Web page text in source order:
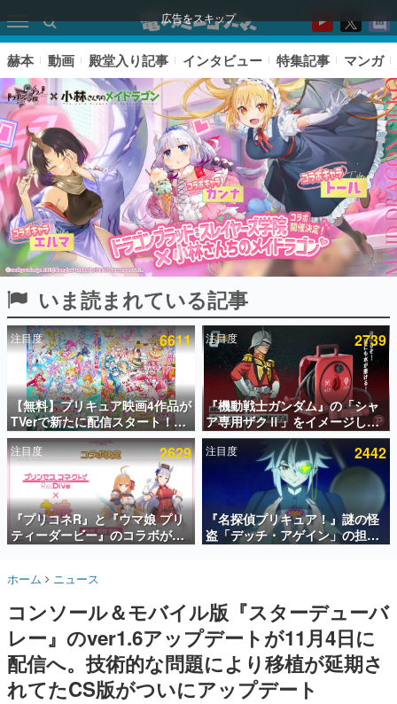
広告をスキップ
ピックアップ
電ファミのいま読まれている記事ランキング
アプリセール情報
インタビュー
連載・特集一覧
殿堂入り記事
SNS拡散数が数千以上！ ページビュー数万以上！ などな
ど。多くの人々に読まれた、電ファミ渾身の“殿堂入り”記
事をまとめました。
名作ゲームクリエイターの方々に製作時のエピソードをお
きます。
赫本
この物語を解いてはいけない。『赫本』は、〈試験問題〉
の形をした短編ホラー小説集です。
赫本 動画 殿堂入り記事 インタビュー 特集記事 マンガ
いま読まれている記事
注目度 6611
【無料】プリキュア映画4作品が
TVerで新たに配信スタート！な
んと2018年～2024年の映画ほぼ
すべてが見放題に、ぶっちゃけ
ありえないラインナップ
注目度 2739
『機動戦士ガンダム』の「シャ
ア専用ザクⅡ」をイメージした
散水ホースリールが予約開始。
本体にはシャアのパーソナルマ
ークやジオン公国軍のエンブレ
ム、型式番号などを配置
注目度 2629
『プリコネR』と『ウマ娘 プリ
ティーダービー』のコラボが決
定！“最大170連無料”の8.5周年
注目度 2442
『名探偵プリキュア！』謎の怪
盗「デッチ・アゲイン」の担当
キャストは天﨑滉平さんと判
ホーム ニュース
コンソール＆モバイル版『スターデューバ
レー』のver1.6アップデートが11月4日に
配信へ。技術的な問題により移植が延期さ
れてたCS版がついにアップデート